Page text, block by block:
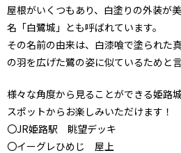
屋根がいくつもあり、白塗りの外装が
名「白鷺城」とも呼ばれています。
その名前の由来は、白漆喰で塗られた
の羽を広げた鷺の姿に似ているためと言
様々な角度から見ることができる姫路
スポットからお楽しみいただけます！
〇JR姫路駅 眺望デッキ
〇イーグレひめじ 屋上